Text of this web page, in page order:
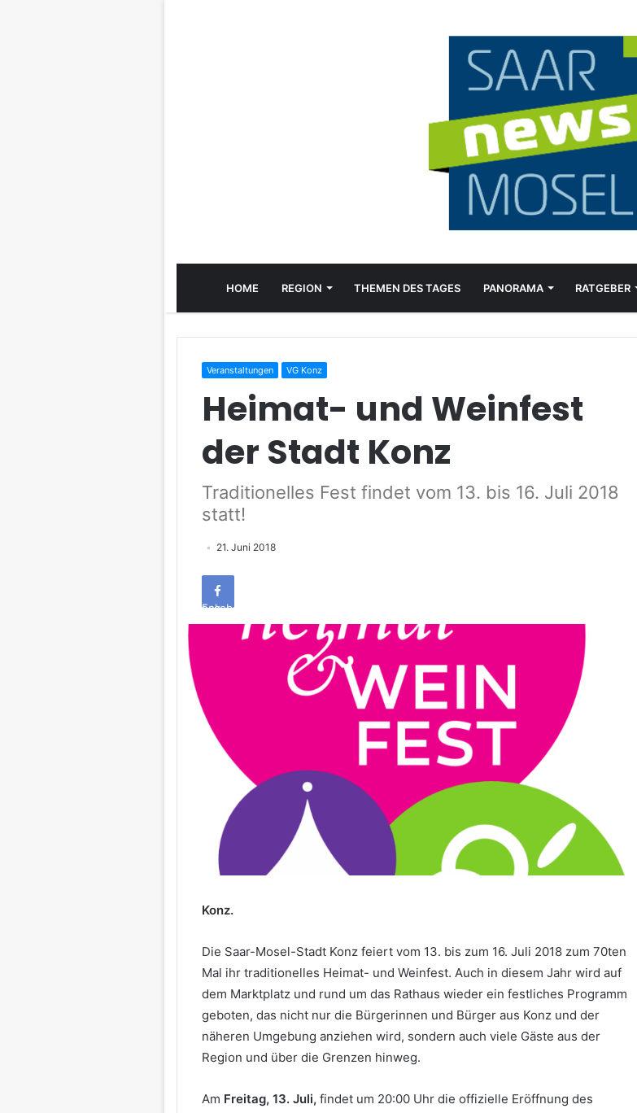
HOME REGION THEMEN DES TAGES PANORAMA RATGEBER
Veranstaltungen VG Konz
Heimat- und Weinfest
der Stadt Konz
Traditionelles Fest findet vom 13. bis 16. Juli 2018
statt!
21. Juni 2018
Facebook
Konz.
Die Saar-Mosel-Stadt Konz feiert vom 13. bis zum 16. Juli 2018 zum 70ten
Mal ihr traditionelles Heimat- und Weinfest. Auch in diesem Jahr wird auf
dem Marktplatz und rund um das Rathaus wieder ein festliches Programm
geboten, das nicht nur die Bürgerinnen und Bürger aus Konz und der
näheren Umgebung anziehen wird, sondern auch viele Gäste aus der
Region und über die Grenzen hinweg.
Am Freitag, 13. Juli, findet um 20:00 Uhr die offizielle Eröffnung des